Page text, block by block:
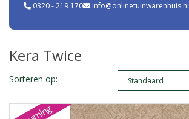
0320 - 219 170 info@onlinetuinwarenhuis.nl
Kera Twice
Sorteren op: